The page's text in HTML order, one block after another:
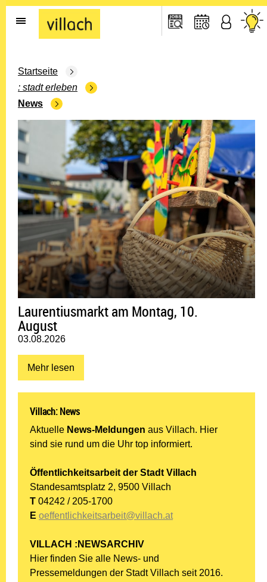
Gehe zur Startseite
Startseite
stadt erleben
News
Laurentiusmarkt am Montag, 10.
August
Datum:
03.08.2026
Mehr lesen: Laurentiusmarkt am Montag, 10. August
Mehr lesen
Villach: News
Aktuelle News-Meldungen aus Villach. Hier
sind sie rund um die Uhr top informiert.
Öffentlichkeitsarbeit der Stadt Villach
Standesamtsplatz 2, 9500 Villach
T 04242 / 205-1700
E oeffentlichkeitsarbeit@villach.at
VILLACH :NEWSARCHIV
Hier finden Sie alle News- und
Pressemeldungen der Stadt Villach seit 2016.